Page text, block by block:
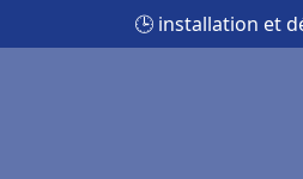
🕒 installation et